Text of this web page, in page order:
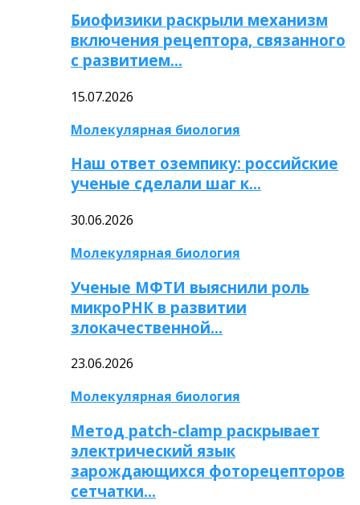
Биофизики раскрыли механизм
включения рецептора, связанного
с развитием…
15.07.2026
Молекулярная биология
Наш ответ оземпику: российские
ученые сделали шаг к…
30.06.2026
Молекулярная биология
Ученые МФТИ выяснили роль
микроРНК в развитии
злокачественной…
23.06.2026
Молекулярная биология
Метод patch-clamp раскрывает
электрический язык
зарождающихся фоторецепторов
сетчатки…